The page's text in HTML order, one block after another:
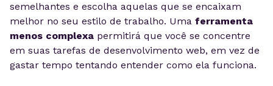
semelhantes e escolha aquelas que se encaixam
melhor no seu estilo de trabalho. Uma ferramenta
menos complexa permitirá que você se concentre
em suas tarefas de desenvolvimento web, em vez de
gastar tempo tentando entender como ela funciona.